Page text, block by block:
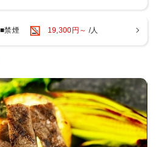
ぎながらご賞味ください。
アレルギー対応につきましては、お料理
示をいたしております。お客様自身での
さい。また、メニューを調理する際、同
器具等を使用し調理しているため微量の
があり、表示はアレルゲンを完全除去し
■禁煙 19,300円～ /人